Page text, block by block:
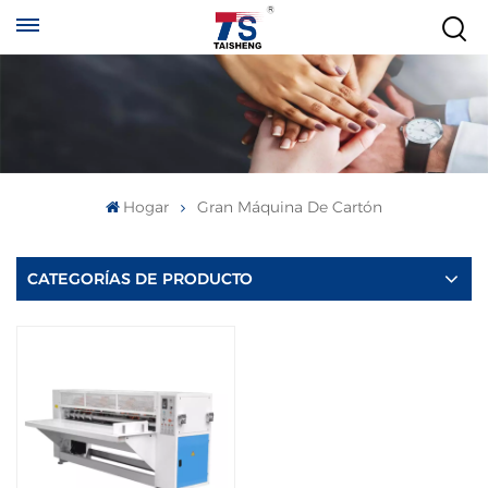
Hogar Gran Máquina De Cartón
CATEGORÍAS DE PRODUCTO